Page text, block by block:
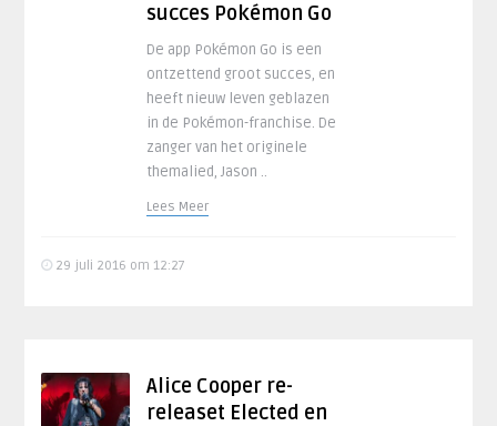
succes Pokémon Go
De app Pokémon Go is een
ontzettend groot succes, en
heeft nieuw leven geblazen
in de Pokémon-franchise. De
zanger van het originele
themalied, Jason ..
Lees Meer
29 juli 2016 om 12:27
Alice Cooper re-
releaset Elected en